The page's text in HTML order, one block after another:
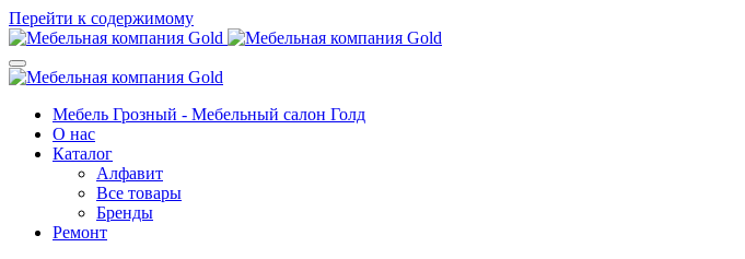
Перейти к содержимому
Мебель Грозный - Мебельный салон Голд
О нас
Каталог
Алфавит
Все товары
Бренды
Ремонт